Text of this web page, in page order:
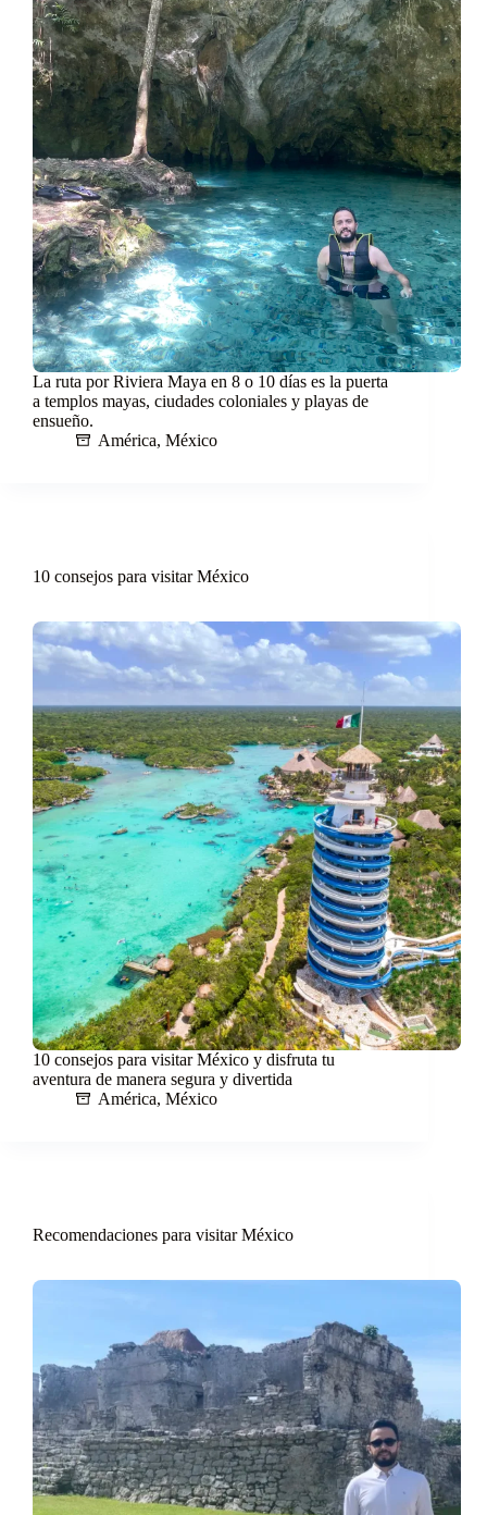
La ruta por Riviera Maya en 8 o 10 días es la puerta
a templos mayas, ciudades coloniales y playas de
ensueño.
América, México
10 consejos para visitar México
10 consejos para visitar México y disfruta tu
aventura de manera segura y divertida
América, México
Recomendaciones para visitar México